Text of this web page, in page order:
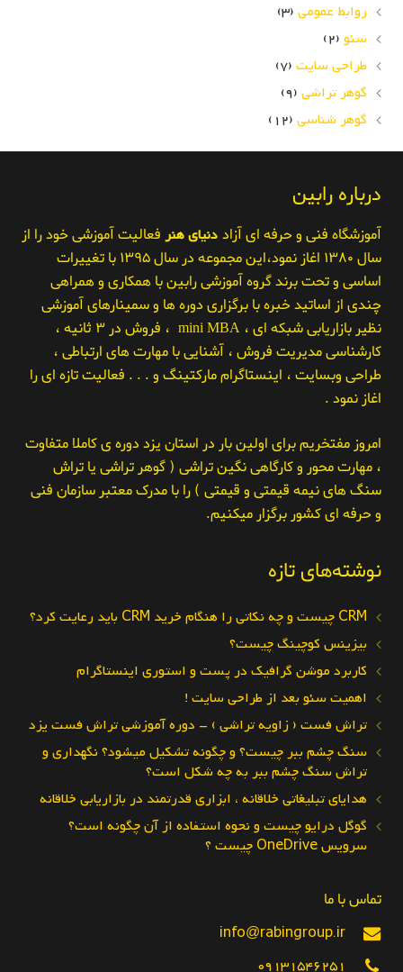
روابط عمومی (3)
سئو (2)
طراحی سایت (7)
گوهر تراشی (9)
گوهر شناسی (12)
درباره رابین
آموزشگاه فنی و حرفه ای آزاد دنیای هنر فعالیت آموزشی خود را از
سال ۱۳۸۰ اغاز نمود،این مجموعه در سال ۱۳۹۵ با تغییرات
اساسی و تحت برند گروه آموزشی رابین با همکاری و همراهی
چندی از اساتید خبره با برگزاری دوره ها و سمینارهای آموزشی
نظیر بازاریابی شبکه ای ، mini MBA ، فروش در ۳ ثانیه ،
کارشناسی مدیریت فروش ، آشنایی با مهارت های ارتباطی ،
طراحی وبسایت ، اینستاگرام مارکتینگ و . . . فعالیت تازه ای را
اغاز نمود .
امروز مفتخریم برای اولین بار در استان یزد دوره ی کاملا متفاوت
، مهارت محور و کارگاهی نگین تراشی ( گوهر تراشی یا تراش
سنگ های نیمه قیمتی و قیمتی ) را با مدرک معتبر سازمان فنی
و حرفه ای کشور برگزار میکنیم.
نوشته‌های تازه
CRM چیست و چه نکاتی را هنگام خرید CRM باید رعایت کرد؟
بیزینس کوچینگ چیست؟
کاربرد موشن گرافیک در پست و استوری اینستاگرام
اهمیت سئو بعد از طراحی سایت !
تراش فست ( زاویه تراشی ) – دوره آموزشی تراش فست یزد
سنگ چشم ببر چیست؟ و چگونه تشکیل میشود؟ نگهداری و
تراش سنگ چشم ببر به چه شکل است؟
هدایای تبلیغاتی خلاقانه ، ابزاری قدرتمند در بازاریابی خلاقانه
گوگل درایو چیست و نحوه استفاده از آن چگونه است؟
سرویس OneDrive چیست ؟
تماس با ما
info@rabingroup.ir
09131546251